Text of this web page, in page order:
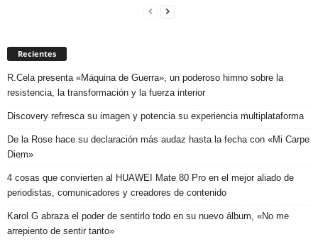
Recientes
R.Cela presenta «Máquina de Guerra», un poderoso himno sobre la
resistencia, la transformación y la fuerza interior
Discovery refresca su imagen y potencia su experiencia multiplataforma
De la Rose hace su declaración más audaz hasta la fecha con «Mi Carpe
Diem»
4 cosas que convierten al HUAWEI Mate 80 Pro en el mejor aliado de
periodistas, comunicadores y creadores de contenido
Karol G abraza el poder de sentirlo todo en su nuevo álbum, «No me
arrepiento de sentir tanto»